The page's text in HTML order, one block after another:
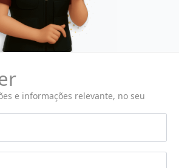
e informações relevante, no seu